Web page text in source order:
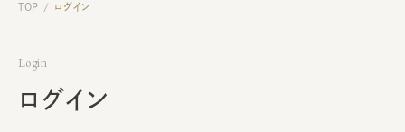
TOP / ログイン
Login
ログイン